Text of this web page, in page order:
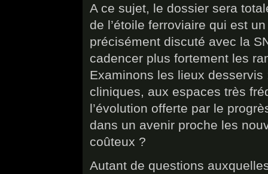
A ce sujet, le dossier sera
de l’étoile ferroviaire qui est
précisément discuté avec la
cadencer plus fortement les
Examinons les lieux
cliniques, aux espaces très
l’évolution offerte par le
dans un avenir proche les
coûteux ?
Autant de questions